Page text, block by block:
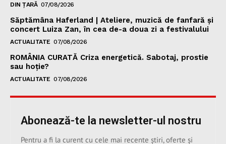
DIN ȚARĂ 07/08/2026
Săptămâna Haferland | Ateliere, muzică de fanfară şi
concert Luiza Zan, în cea de-a doua zi a festivalului
ACTUALITATE 07/08/2026
ROMÂNIA CURATĂ Criza energetică. Sabotaj, prostie
sau hoție?
ACTUALITATE 07/08/2026
Abonează-te la newsletter-ul nostru
Pentru a fi la curent cu cele mai recente știri, oferte și